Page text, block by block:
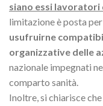
siano essi
limitazione è posta per
usufruirne
organizzative delle
nazionale impegnati
comparto sanità.
Inoltre, si chiarisce